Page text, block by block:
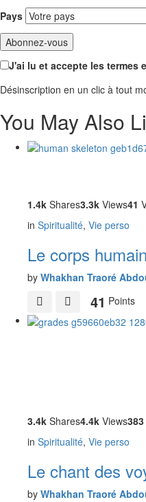
Pays
J'ai lu et accepte les termes
Désinscription en un clic à tout
You May Also
1.4k Shares3.3k Views41
in Spiritualité, Vie perso
Le corps
by Whakhan Traoré
41 Points
3.4k Shares4.4k Views383
in Spiritualité, Vie perso
Le chant des
by Whakhan Traoré